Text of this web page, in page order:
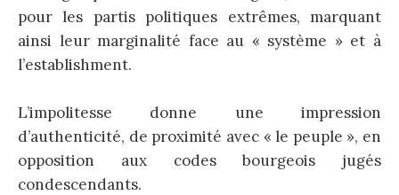
pour les partis politiques extrêmes, marquant
ainsi leur marginalité face au « système » et à
l’establishment.
L’impolitesse donne une impression
d’authenticité, de proximité avec « le peuple », en
opposition aux codes bourgeois jugés
condescendants.